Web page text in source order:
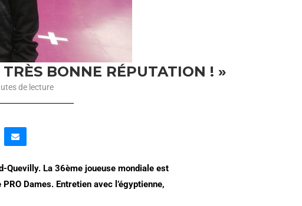
BONNE RÉPUTATION ! »
de lecture
Quevilly. La 36ème joueuse mondiale est
Dames. Entretien avec l’égyptienne,